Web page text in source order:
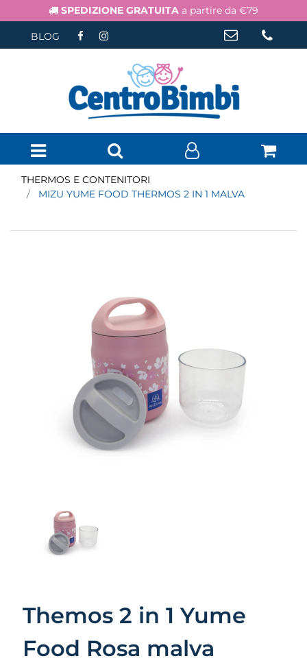
SPEDIZIONE GRATUITA a partire da €79
BLOG
Open menu
THERMOS E CONTENITORI
MIZU YUME FOOD THERMOS 2 IN 1 MALVA
Themos 2 in 1 Yume
Food Rosa malva